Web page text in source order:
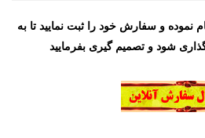
و سفارش خود را ثبت نمایید تا به
شود و تصمیم گیری بفرمایید